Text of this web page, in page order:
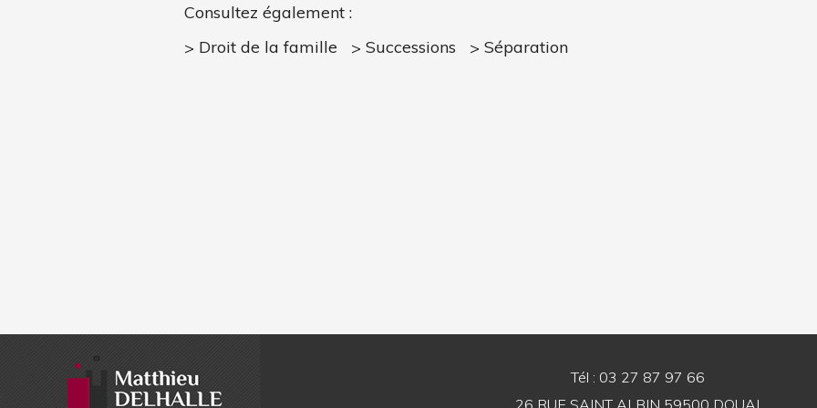
Consultez également :
Droit de la famille
Successions Séparation
Tél : 03 27 87 97 66
26 RUE SAINT ALBIN 59500 DOUAI